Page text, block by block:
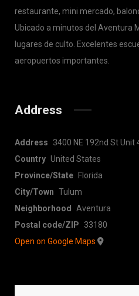
restaurante, mini mercado,
Ubicado a minutos del Aventura
lugares de culto. Excelentes
aeropuertos importantes.
Address
Address
3400 NE 192nd St Unit
Country United States
Province/State
Florida
City/Town Tulum
Neighborhood
Aventura
Postal code/ZIP
33180
Open on Google Maps